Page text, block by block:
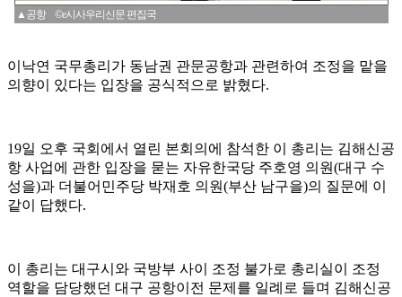
▲공항 ©e시사우리신문 편집국
이낙연 국무총리가 동남권 관문공항과 관련하여 조정을 맡을
의향이 있다는 입장을 공식적으로 밝혔다.
19일 오후 국회에서 열린 본회의에 참석한 이 총리는 김해신공
항 사업에 관한 입장을 묻는 자유한국당 주호영 의원(대구 수
성을)과 더불어민주당 박재호 의원(부산 남구을)의 질문에 이
같이 답했다.
이 총리는 대구시와 국방부 사이 조정 불가로 총리실이 조정
역할을 담당했던 대구 공항이전 문제를 일례로 들며 김해신공